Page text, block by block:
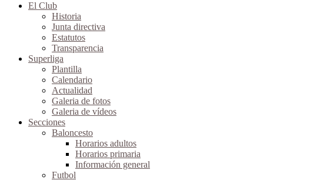
El Club
Historia
Junta directiva
Estatutos
Transparencia
Superliga
Plantilla
Calendario
Actualidad
Galeria de fotos
Galeria de vídeos
Secciones
Baloncesto
Horarios adultos
Horarios primaria
Información general
Futbol